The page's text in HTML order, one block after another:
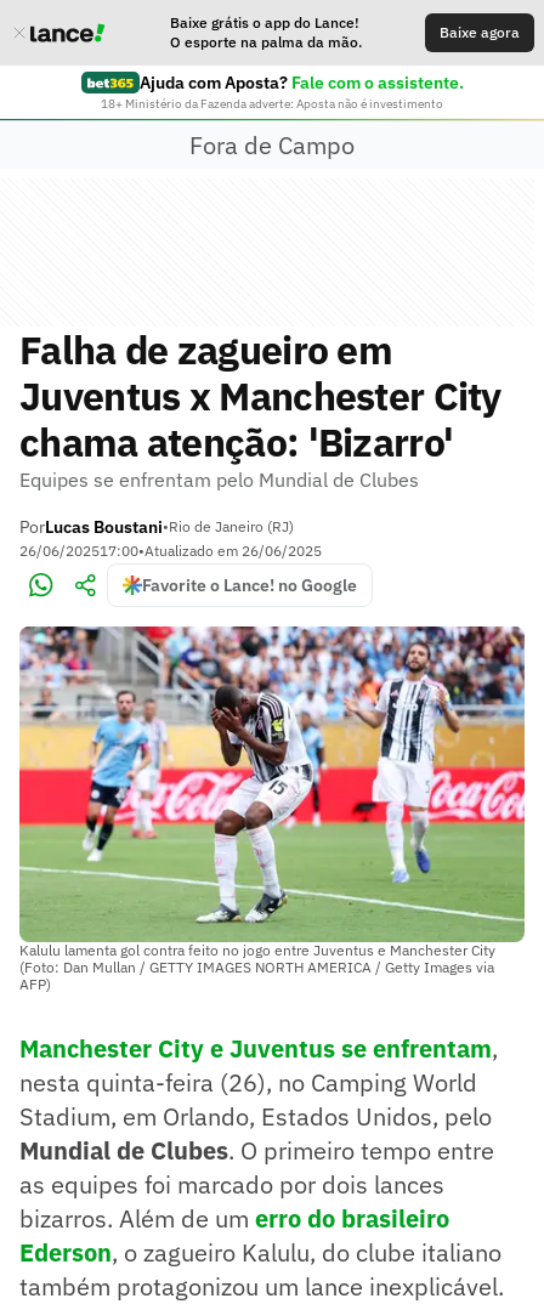
Baixe grátis o app do Lance!
O esporte na palma da mão.
Baixe agora
Ajuda com Aposta? Fale com o assistente.
18+ Ministério da Fazenda adverte: Aposta não é investimento
Fora de Campo
Falha de zagueiro em
Juventus x Manchester City
chama atenção: 'Bizarro'
Equipes se enfrentam pelo Mundial de Clubes
PorLucas Boustani•Rio de Janeiro (RJ)
26/06/202517:00•Atualizado em 26/06/2025
Favorite o Lance! no Google
Kalulu lamenta gol contra feito no jogo entre Juventus e Manchester City
(Foto: Dan Mullan / GETTY IMAGES NORTH AMERICA / Getty Images via
AFP)
Manchester City e Juventus se enfrentam,
nesta quinta-feira (26), no Camping World
Stadium, em Orlando, Estados Unidos, pelo
Mundial de Clubes. O primeiro tempo entre
as equipes foi marcado por dois lances
bizarros. Além de um erro do brasileiro
Ederson, o zagueiro Kalulu, do clube italiano
também protagonizou um lance inexplicável.